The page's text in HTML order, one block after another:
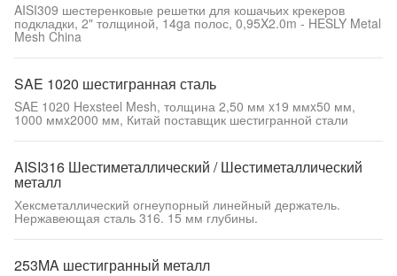
AISI309 шестеренковые решетки для кошачьих крекеров
подкладки, 2" толщиной, 14ga полос, 0,95X2.0m - HESLY Metal
Mesh China
SAE 1020 шестигранная сталь
SAE 1020 Hexsteel Mesh, толщина 2,50 мм x19 ммx50 мм,
1000 ммx2000 мм, Китай поставщик шестигранной стали
AISI316 Шестиметаллический / Шестиметаллический
металл
Хексметаллический огнеупорный линейный держатель.
Нержавеющая сталь 316. 15 мм глубины.
253MA шестигранный металл